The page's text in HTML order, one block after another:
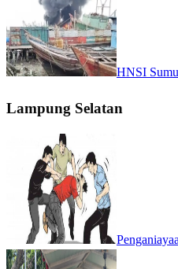
HNSI
Lampung Selatan